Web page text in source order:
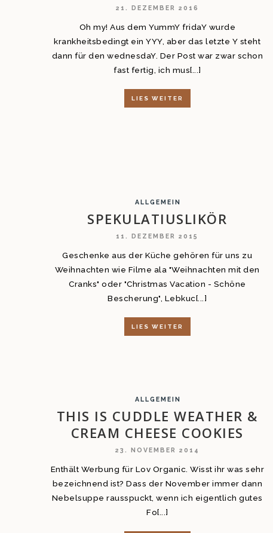
21. DEZEMBER 2016
Oh my! Aus dem YummY fridaY wurde
krankheitsbedingt ein YYY, aber das letzte Y steht
dann für den wednesdaY. Der Post war zwar schon
fast fertig, ich mus[...]
LIES WEITER
ALLGEMEIN
SPEKULATIUSLIKÖR
11. DEZEMBER 2015
Geschenke aus der Küche gehören für uns zu
Weihnachten wie Filme ala "Weihnachten mit den
Cranks" oder "Christmas Vacation - Schöne
Bescherung", Lebkuc[...]
LIES WEITER
ALLGEMEIN
THIS IS CUDDLE WEATHER &
CREAM CHEESE COOKIES
23. NOVEMBER 2014
Enthält Werbung für Lov Organic. Wisst ihr was sehr
bezeichnend ist? Dass der November immer dann
Nebelsuppe rausspuckt, wenn ich eigentlich gutes
Fo[...]